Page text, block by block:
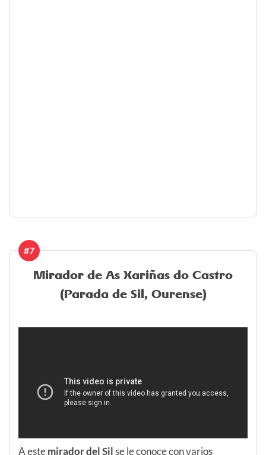
#7
Mirador de As Xariñas do Castro
(Parada de Sil, Ourense)
A estemirador del Silse le conoce con varios